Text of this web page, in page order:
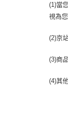
(1)當
視為
(2)京
(3)商
(4)其